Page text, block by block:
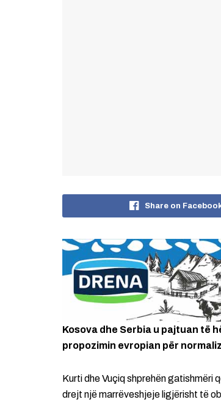
Share on
Kosova dhe Serbia u pajtuan të
propozimin evropian për
Kurti dhe Vuçiq shprehën gatishmëri
drejt një marrëveshjeje ligjërisht të